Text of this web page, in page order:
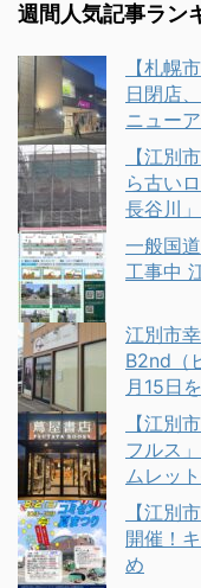
週間人気記事ラン
【札幌
日閉店
ニュー
【江別
ら古い
長谷川
一般国
工事中
江別市
B2nd（
月15日
【江別
フルス
ムレッ
【江別
開催！
め